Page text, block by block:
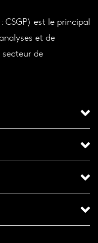
CSGP) est le principal
et de
de